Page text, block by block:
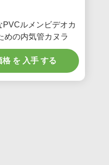
PVCルメンビデオカ
めの内気管カヌラ
格 を 入手 する